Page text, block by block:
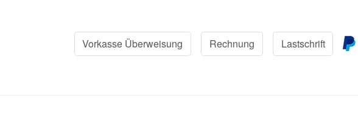
Vorkasse Überweisung Rechnung Lastschrift